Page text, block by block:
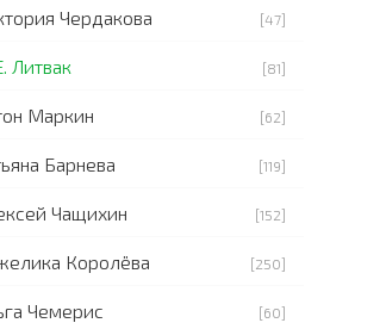
Чердакова [47]
Литвак [81]
Маркин [62]
Барнева [119]
Чащихин [152]
Королёва [250]
Чемерис [60]